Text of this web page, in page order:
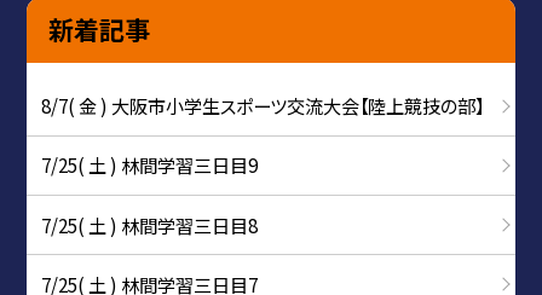
新着記事
8/7( 金 ) 大阪市小学生スポーツ交流大会【陸上競技の部】
7/25( 土 ) 林間学習三日目9
7/25( 土 ) 林間学習三日目8
7/25( 土 ) 林間学習三日目7